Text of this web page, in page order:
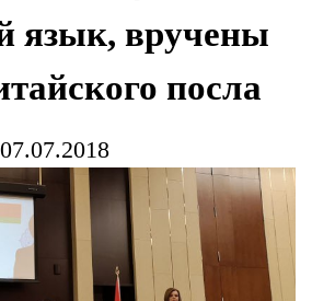
язык, вручены
посла